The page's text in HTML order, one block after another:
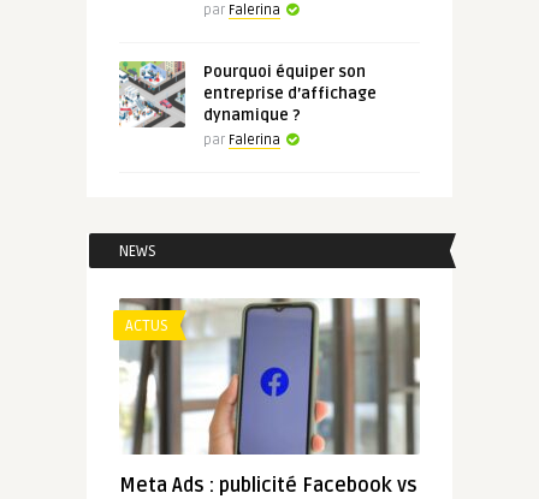
par Falerina
Pourquoi équiper son
entreprise d’affichage
dynamique ?
par Falerina
NEWS
ACTUS
Meta Ads : publicité Facebook vs